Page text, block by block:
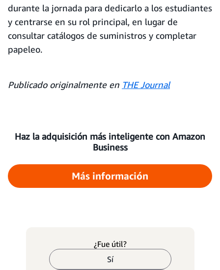
durante la jornada para dedicarlo a los estudiantes
y centrarse en su rol principal, en lugar de
consultar catálogos de suministros y completar
papeleo.
Publicado originalmente en THE Journal
Haz la adquisición más inteligente con Amazon
Business
Más información
¿Fue útil?
Sí